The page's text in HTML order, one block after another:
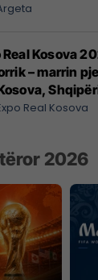
Real Kosova
– marrin
Real Kosova
2026